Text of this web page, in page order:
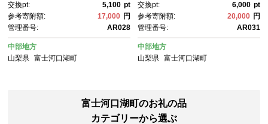
酒 伝統の技 日本酒 飲み比べ セ
ット
交換pt: 5,100 pt
参考寄附額:
17,000 円
管理番号:
AR028
中部地方
山梨県
富士河口湖町
酒 純米大吟醸 伝統製法 山梨
県 富士山 湧水 酒蔵 清酒 香り
豊か 風味豊か ギフト プレゼン
ト 高級感 お取り寄せ 通販 ふる
さと納税 人気 おすすめ 送料無
料
交換pt: 6,000 pt
参考寄附額:
20,000 円
管理番号:
AR031
中部地方
山梨県 富士河口湖町
富士河口湖町のお礼の品
カテゴリーから選ぶ